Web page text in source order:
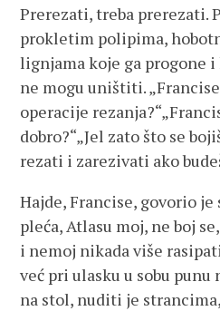
Prerezati, treba prerezati.
prokletim polipima,
lignjama koje ga progone
ne mogu uništiti.
operacije
dobro?“„Jel zato što se
rezati i zarezivati ako
Hajde, Francise, govorio
pleća, Atlasu moj, ne boj
i nemoj nikada više
već pri ulasku u sobu
na stol, nuditi je